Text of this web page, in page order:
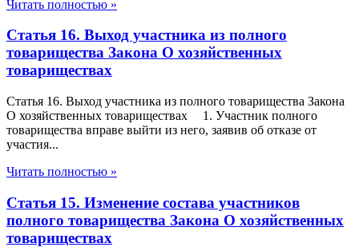
Читать полностью »
Статья 16. Выход участника из полного
товарищества Закона О хозяйственных
товариществах
Статья 16. Выход участника из полного товарищества Закона
О хозяйственных товариществах 1. Участник полного
товарищества вправе выйти из него, заявив об отказе от
участия...
Читать полностью »
Статья 15. Изменение состава участников
полного товарищества Закона О хозяйственных
товариществах